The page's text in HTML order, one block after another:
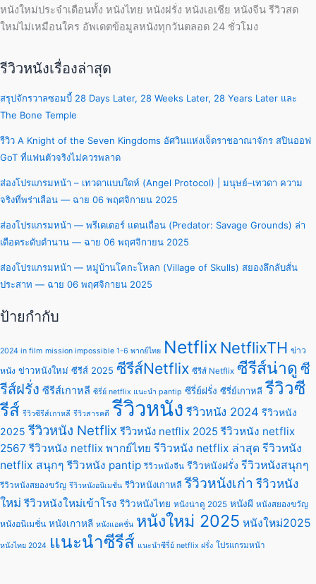
หนังใหม่ประจำเดือนทั้ง หนังไทย หนังฝรั่ง หนังเอเชีย หนังจีน รีวิวสด
ใหม่ไม่เหมือนใคร อัพเดตข้อมูลหนังทุกวันตลอด 24 ชั่วโมง
รีวิวหนังเรื่องล่าสุด
สรุปจักรวาลซอมบี้ 28 Days Later, 28 Weeks Later, 28 Years Later และ
The Bone Temple
รีวิว A Knight of the Seven Kingdoms อัศวินแห่งเจ็ดราชอาณาจักร สปินออฟ
GoT ที่แฟนตัวจริงไม่ควรพลาด
ส่องโปรแกรมหน้า – เทวดาแบบใดห์ (Angel Protocol) | มนุษย์–เทวดา ความ
จริงที่พร่าเลือน — ฉาย 06 พฤศจิกายน 2025
ส่องโปรแกรมหน้า — พรีเดเตอร์ แดนเถื่อน (Predator: Savage Grounds) ล่า
เดือดระดับตำนาน — ฉาย 06 พฤศจิกายน 2025
ส่องโปรแกรมหน้า — หมู่บ้านโคกะโหลก (Village of Skulls) สยองลึกลับสั่น
ประสาท — ฉาย 06 พฤศจิกายน 2025
ป้ายกำกับ
2024 in film mission impossible 1-6 พากย์ไทย Netflix NetflixTH ข่าว
หนัง ข่าวหนังใหม่ ซีรีส์ 2025 ซีรีส์Netflix ซีรีส์ Netflix ซีรีส์น่าดู ซี
รีส์ฝรั่ง ซีรีส์เกาหลี ซีรี่ย์ netflix แนะนํา pantip ซีรี่ย์ฝรั่ง ซีรี่ย์เกาหลี รีวิวซี
รีส์ รีวิวซีรีส์เกาหลี รีวิวสารคดี รีวิวหนัง รีวิวหนัง 2024 รีวิวหนัง
2025 รีวิวหนัง Netflix รีวิวหนัง netflix 2025 รีวิวหนัง netflix
2567 รีวิวหนัง netflix พากย์ไทย รีวิวหนัง netflix ล่าสุด รีวิวหนัง
netflix สนุกๆ รีวิวหนัง pantip รีวิวหนังจีน รีวิวหนังฝรั่ง รีวิวหนังสนุกๆ
รีวิวหนังสยองขวัญ รีวิวหนังอนิเมชั่น รีวิวหนังเกาหลี รีวิวหนังเก่า รีวิวหนัง
ใหม่ รีวิวหนังใหม่เข้าโรง รีวิวหนังไทย หนังน่าดู 2025 หนังผี หนังสยองขวัญ
หนังอนิเมชั่น หนังเกาหลี หนังแอคชั่น หนังใหม่ 2025 หนังใหม่2025
หนังไทย 2024 แนะนำซีรีส์ แนะนําซีรี่ย์ netflix ฝรั่ง โปรแกรมหน้า